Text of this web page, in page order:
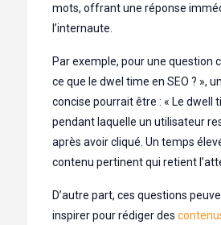
mots, offrant une réponse
l’internaute.
Par exemple, pour une question
ce que le dwel time en SEO ? »,
concise pourrait être : « Le dwell
pendant laquelle un utilisateur
après avoir cliqué. Un temps
contenu pertinent qui retient
D’autre part, ces questions
inspirer pour rédiger des